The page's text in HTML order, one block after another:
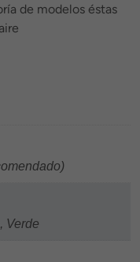
de modelos éstas
Verde